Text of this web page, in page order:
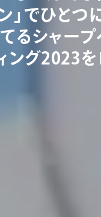
」 でひとつ
てるシャープ
ング2023を